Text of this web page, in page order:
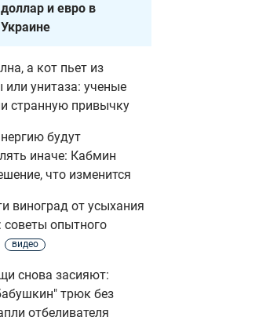
доллар и евро в
Украине
а кот пьет из
или унитаза: ученые
странную привычку
будут
иначе: Кабмин
что изменится
виноград от усыхания
советы опытного
видео
снова засияют:
трюк без
отбеливателя